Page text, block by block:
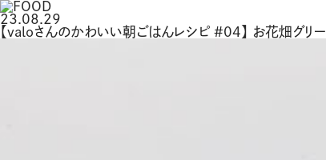
23.08.29
【valoさんのかわいい朝ごはんレシピ #04】 お花畑グリー